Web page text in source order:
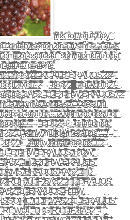
̵̶̇̍ţ̸̤̤͋͛ḯ̸̧̬̩͆h̷̺͌̽s͖̗̟̎̋ ̵͈͒r̴͇̩̈́̓̀ȯ̷̧̘̭̾͑f̶͖̪̲̓ ̶̸̛̏̽,̸̣̤̼͑e̴̹̒͌r̶̫̻̳̈͆u̴̼͊̃̚s̡͎̋͝ ̸̷͊̿̈u̴̧̬͎̎͗̉ȏ̴̭͐y̠̞̝̑͜͠ ̴̊ͅḏ̷̰͈͌̃͗l̵̞͈̱̿͛̚ǘ̷̟̌o̴̤̙̓͠c̵͇̗̈ ̷̴̡̯͙̹̲̓̀̏͗̿̀͋,̵̫̲̻̼͉̩͓͓͊ý̶͇͌̀̈́̄͝͝l̴̪̹͇̥̏̑̎̈́̍̉t̸͚͕̱̙̼̓s̸̱͈͓̓̌͊͐̔e̵̡̡͉̞̦̤̪̔͜ͅn̸̞̳̪̦͚͔͔̣̮̲̒̎̉̀͠ọ̷̢͍̱͙̗͉̦̼́̕h...̵͖̾͝.̸͙̆̄͊y̷̗͝ạ̷̢̩̽̅̈́s̢̨̨̩ ̷̸̍̍̃̈̈̽͝͠f̵̼͓̮͉̭̲͍̘͛̔͠͠i͙̰̱̺̩̪͖͊͜ ̴̴̀̔̓̈́̈̄͘͝͝ṃ̶̅̈̈́̄͒̽'̵͍͖̖̮̭͇̚ͅͅĩ̬̯͉̪̬͙̭̫̯̓̋̌ͅ ̷̶͛̋͐͗̓͛̆̕̕͘͠g̷͎̖̱̭͖͘ṉ̷̙͊i̶̭͇͂̿̌̉̋̄ḗ̴̱̜̗͙̫̃̅̉b̡͎̻͙̒͑͛̅̍ ̷̸͍́̈́͛̿͊ͅt̸͍̱̟͔̖̣͙͇͚̦̍̓s̵̨̰̠̓̃̇̍͝͠ȩ̷̒̏̓̈́̅̀͛̈́̏͑n̵̖̳̪̓̾̔͋͒̅̌̑͠o̷̺̟̊̐͑̀̐̐͆̀ḩ̯͚͔͎̦͑ ̷̷͉̱͉̰̣͕̲̀̊̈́͂͂̂̑̄d̷͈̱͉̦̗͐̅̓́͆͜ͅn̶͕̱̲͚̝̼̪̺͋͐̚ȧ̗̹̻̣̻̅͂͆́͝ ̵̴͔̮̣͗̓̐́͌̂f̴̢̡͙̭̞̗̳̘̄̒͌̑̒̕ï̡̬̱̗̮͔̠͉̯̦͙ ̸̸̛͑̂̄̈́͠͠s̵̨̩̠͒̃̑̈́̃̔i̴̠͊͆͛͊̇̀̅̏̚ȟ̸̯̘͙̮̤̹̗̼̉ṫ̛̠̰̺͘͠ ̴̴̯̱̿́́̂̑̿͆͗̎̚s̷̹̭̋͜i̗̬̥͔ͅ ̴̶̢͓̘̬̖̖̇̎͝͠a̬̦̘̩͌̃̽͐̀ ̴̴̧̪̦̝̗̍̉̊̅͗͘ȩ̶̦̹̤̃̄̿̊͆̊ͅf̶̻̓́̽͘a̷̢̛̲̙̪̔̾͐͋̊͗̚͝͝ş̨̠͕̺̩̮̩̹̬̺̭̎̆͊̇̇ ̴̴͆͐͗̎̇̊͑͌̃͊,̷͙̰̥̬̦̽̄e̶̛͕͇̫̅͛̅͒̉̆̑c̸̡̢̨̟̫͚̳̋̎̀͜a̴̛̼̞̼̭̼̹͛͑̋́́͊̔͠p̸̨̣̝̠͓͔̫̦͍̾͋̊̏͐̅̐͜͝͝s͍̜̩͕̙͙̳͕͎̐̇̑̓͊̋̀̚ ̵̶̰̫͛͗̏̽̈́̃̃̉̿͛͠d̵͚̠͎̣͖͚̗͈͓͆̓̽͛̍́̽͂̅ͅ'̸̝̀̀̀͛̈́͠į̯͙̱̱̪͖̜̤̯̗̥̇̄͂́ͅ ̶̸̭͈͈̈̂͝e̶̝̹͇̞͚̅̉͒͜k̴̪̝̣͔̠͖̜̯̰͖̅͋̚͘͝͠͠i̵̡̢͍͖̯̠̺̱̅̔̊̒͑͊l̡̥̠̣̘̲̹͔͙͙̽ ̵̷̃̒͂̒̆̃̈́̎̃̊o̸̢̮͇͗̔̉̊̎͊͗̈́t̳̯̭͖̜̰͕͚̟̍͛̌̇̚̚ ̴̵̃̓̂̋̒́̽̽̄͠e̵͖̐͂̄̐͐͋͒̾̿͝k̴̨͓̾̓́̋̈́á̷͈͍̲̥͍͖͕́̓̐͘͠ṫ̨̛̝͔̹̫̳̺͉͔͕̞̥̌̐̄̑̓͠ ̷̴̈̏̄̀̚e̸͕̙̬͊͒̈̔̇̓h̵̡̼̣͈͔̰̿̇̎͊t̡̠̮͔̣̞̩̻͉͖̂̈́̾̒̅͗ ̷̵̘̣̪͕̪̫̔̓͌e̵͇͉͎͖̰̓̅̽̿͒m̵̥̠̐̿͋̒̍͒ì̴͓̖͖͕̀̎̔͆̅̐̚͜ͅt̬̗̝͎͋̋̿͌̓̄͝͝ ̷̷̛̟̬̈̅͛͑̀̋̃̕͝ͅo̵̭͖̤̔̊̓̈̄̕͘ṯ̛̫̻̬̩ ̵̴̛̛͍̳̗̬͕̭̖̈́̉̎͘è̷̪̬ş̵̟͙̖̬̳̟͛̋͛̄͂̽͝ȏ̵̧͔̊̾̋̔̓͘̕͘l̵̗̊͛ͅč̴̲̖͂̎͂̽̀́͝s̷͈̾ȋ̴̠̯̘̣̓̅̿̓̑́̽̐͝ḑ̠̝̫̣̒̓͑͠ ̶͚̑̈́̿̃͌̕̚͝͝ s̸̸̫̾͑̋͊̕g̷̨̝̗̪͈̈́̀̈́̽̌̀́͘̕n̸͉̬̄̈́̄̿̋͂͐͑̆͝i̸̗͎̻̍̌̑̕h̴̡̺̜̰̤̺͍̓͆ţ̸̢̗͍͈̠͎̖̓ȩ̴͖̣̱̲̖̪̘͌̾m̷͚̭̳̲̹̣͕̤̐̋͐̿͝o͚̳̖̪̿̀̍̀̋̀̎́̓ ̷̴͖̠̩̣̺̅̀̌́̄̌̀̉͗̑̂ͅt̶̙͈͎̘̗̪̪̣̼̣̽̿͝ư̶̮̮̳̒́́͋͆̌̄̄͘ơ̸̝̹̥̞̗̹͖͛͒͊̽̈́̚͝b̴̨̝͎̭̺̝̈́̀ͅą̟̦̦̩̬̗̎̏̋̌͊̕ͅ ̸̵͎̦̺͗͊̊̋̄̑͂̐͂̅̄͘s̶̤̦͋ḯ̵͚͚̀h̵̛̗̮͈̙̻̲̫̜̼̩́̾̒̿͂͂̒́͝ţ̺̬͍͍̞̰͔̳̒̆͛́̉̋͜ ̵̵̍̊͋͝ẗ̴̲̲̭͕̭͔̫͒͜ç̸͇̺͙̀̓̈́̿ȅ̴̙̜̩͍͝ǰ̷͚̥͌͐͋̒̆́̎͗͝o̸͍͍̹̥͊́̂̍̎̿̈r̶̛͕̞͙͓̦̠͖̞͆̂̓͒́̕p̧̱̝̜̪̮̠̬̣̲͐̀̒͘ͅ ̷̶̓̈̂̓ḍ̷̡̬͚̙͎̺̞̹̠̄̔̔̈́͘̚n̵̨̨̫̦̣̭̑̓̈́͌̓̍̄́̊͑ā̡̦̻͍̹͍̦͎͔̓̕͜ ̵̶̛̟͕̫̳̞̝̪̽͑̈̓́͐̿̅̌͛̔t̴̹͐̈̀̀̎̾̓̑̕ú̶̢̫̭́͝o̴̡̬̲̳̟̫̖̣̐͑̉͋̑͠b̶̳̦́͠͝ą̡̞̙̗͔̖͈̠̟̱͙̄̉͆ ̸̴̛̣͙͍̟͎̈̂̂̈́̑͆͝y̷̬̥̬̺̦̱͇͋̕m̨̰̭̰͍̯͇͔̲̿̈͒̋͂̓ ̵̵̛̜̣͚̦͛̇̆̓̈́̊͘ę̵̧̘̦͉̣̟͓͕̫͊̒͋̃̉f̶̛͍̬͂̒̑̋͝i̴̱̤̣̮̔̽͌̔͠l̪̰̳͎̗̻͖̪̠̟̃̑̉͐̍̚ ̴̸̇͗̍̃̈́̇n̶̳͈͉̙̺̱͖̻̹̍̆̈́̆͂̾̈́̒̐ͅí̢̢̞̪̝̘̓̊̀̆͆͘̚ ̸̺̖̭͓̖̀̿̆̕͝ g̵̴͎̫̖̮̈́̊l̶̻͍̿̀͗̂̈͘̕a̵̠͚͎̮̪͖͚͗̾̏̕ͅṟ̶̡̛̪͆̋͐́è̷̛̗̓̀̕͝n̴͔̪͓̯̓̔͑̄̓̿ę̘̮̼̗̮̐͛͌͘ ∫̴̶̡͚̤̗͇̻̔͆͑̔̾́̉̑͂͆͜͝ͅ■̴̧̢̡̧̢̨͚̝̣̮͈̖̜̗̰̝̲͎̩̲͎̦̫̘͍͙̳̙̪̞̙̠̖̝̲̘̼̰̟͈̩͓͖͎͉͉̟͇͉͓̤͇͙͓̱̥̬̯͍̲̥͍͙̗͓͖̬͖͉̰̈́̄̋͊̐͆̔̈́͂̔̉̆͗͆̑͘͜͜͝͝ˆ̷̧̡̛̛͓̻̻̫͚̣̼̝̦̘͍̮̺̠̲͎̳̹̳̭̫̱͚͇̗̮͙̘̳̩͈̲̟͕̠̹̤̝̯̳̻̺̠̿̈́̽͐̊̇͂̎̍̌̇̎̒̈̀̿̒̒̏̿̄̈́̒̿̋́̈̿̽̀̈́͒̄̓̐͗̍̌͋̊̅́̓́̈́͛̇͗̾̆̋̀̓̈́̃̑̇͋̓̈́̐̑̈̍͒̊̇̄̿̓̐̿̄́̾͆̇͘͘͘͜͜͝͝͝ͅͅͅø̷̨̡̧̨̡̢̧̨̭̰̗̣̝̦̺̥̱͓̰̯̮̲̙̱̦͓͙͚̬̼̗̯̹̳͍͙̜̼͔̪͖̬̝̠͚̱̜̱̞͚͚͉͕͖̮͈͖͕̞̝͉̼̖̰̼̬̣̦̻͋̊̆̋̑́̾̽͊̀̈́̉̓͛̓͐́̐̓̈͊̏͒́̽͑̄̕̚̕͜͝͝͝ͅͅø̸̢̡̡̢̡̛̠̹͚͉͍̣͈̜̪̬͎̯̼͙̬͚̥͎͍͈̮̟͍͇̪̯͇͓͍̲͉̺͇̱̲͔̳̞̯̮͐̈́͊̿͌̄̆̅̀̽̐̇́͂̑̽̀̌̈́͗͌̽͆̅̀̐̍̋͐̄̈̒̂͒̅̒̐̐͑́͛͐͐̈̃̅̊̂͂́̾̽͊͛̅̾̓̓̽̇̽̽̊̌̆̂̏́̉̈́̎̉͐̎͑͒͗̀̕͘͜͜͝͝͝͝͝͠ͅͅˆ̶̢̨̢̢̧̛̛̛̛͓̞͓̹̩̺̖̖̼̝̺̺̜̘͈̠͎͖̞̲̻̬̳̤͈̞͇͉̹̥̯͙͙̞͎͓̘̤̲̗̫͖̤̮͉̮̣̺̗͓̳̰͎̹̥̭͍͎̼̯̼͖͚͈̪̗̗̓́͑̈́̔̆̐̉͊̍́̈̈́̃̿̐͂͐̋́̃̽̄̆̈́͛̒̈́̉̈́͌̄̿̓͊̉̂͆́̊͒̏̽̃̔̐̌̓̈̅́̋̓̄̌̓͑͂̊̆͒͆̋͋̈́̾̽͘̚͘͜͠͝͝͝ͅ¨̸̡̨̢̨̛͈̠͇͓̦̲̠͇̟̙̺̫̯͎͈̘͖̜̞̻̠͚̖̻̔̆̊̉̽̀̈́̍̎̈́̏͗̀͌̾̏̂̂̋͑̅͒́̎͑͂͆͗̓͐̂̅̽͊̅̇̉́͂̇̈̏̆́̕̚͝͝͝͠͝ͅ˙̶̧̛̛͚͙̫͉̥̬̱̠͚̱̏̈́̎̓͋̅̋̇̿͒̋͐́̀̌͒̃̏̓͆̔̐̄̿́͂̆͑̌̏̈́̌̑̽́͊͛̉͂́̑̍͒͂̋̿̍̅̌͛́̄̀̓̎͘͘̚͘͘͘̚͝͠͝͝͝͝͝͠͝∆̵̨̢̧̟͖̭͇͖͖͇̭͈̥͔̙̮̤̼̮̼̙͙̣̮̤̠͈̣̮͎͍̟̗͇̹̺͎̯͈̗̦̣͚̪͔̤͓̬̫̰̝̹̘̻̻͈̭͉̲̮͓̫̯́̋̅̎͂͆̎̌́̑̅̄̅́̀̽͂̃̑̿͊̃̕̚͜͝ͅͅ˚̷̢̡̨̡̛̛̪͔͍̞̙̲͈̖̟̝̺͉̩̜̗̱͖̥̮̤̺͓̯̝̥̝͓̲͖̼̠̹͈̱̀͂̆͊̍̈́͑͋̅̀͂̐͐̀̂̒͌̓̊͒̃̒̀͐̐̾̔̋̊̍͛͑͐̆̂̈́̈́̔̈́͒̂̈́̒̐͆̎͒̅̂̌̅̈́̀̈͗̐̈̽̍̃̒̇̂̈́̎̎̂̊̒̚͜͜͝͠͝͠˙̸̢̧̨̢̧̛͈̞̱̭͚̦̠̤̤͈̹̳͚̰͇̮͍̺͔̳͓͈͉̫͕͓͇͔̹̺̮̣͕̞͕͉̞̜̜̝̠͓͎̙̟͓̤̰̣̭̦̰̺̜̙͍̝̤̳̹̟̳͈̻̰͎̥̭̝̱̝̥̤̞̗̱̦̣͍̅͊̀̿̄̀̃̑́̇̉͊̈́̀͗̈́̌̄̍̉̔̐̿͒̔͌͜͝͠͝͝͝ͅͅͅ˚̵̨̡̨̧̢̢̢̡̛̛̛̛̛̯̻̙͔͎͈͇̤̪̤͕̠͙̻̹͔̣̝̻̦̗͖̪͖͕͉͓͓̙͕̰͚͍̠̘̭̱͖̫̬̯̪̯̘̻͎͍̭͚͉̞̟̥̼̖͙̭̤̦͇̦̺͖̣͈̟̰͔̰̫͓͎̤̓̐̿̿̒͂͂͐͂̾͛̎̈́̃̂̿̌̂̽͑͑͗̉̐́̓͛̑̂̍͆́́̀̏͌̏̋̾̐̄̈̅̔̈̀̆͛̿̓̏̒̄̃̉̅͌̄̒̀̾̅͑̇̓͌̈́̈̚͘̚̕͘͘͜͝͝͝͠͝ͅͅͅͅͅ©̷̨̢̡̪̘̠̙̞̣̪͙̱͈͇̙̤͉͍̭̼͉̱̺̩̹͉̥̜͈͔̹̪͛̀͗͂̇̑͑̈́̆̎͂̌͒̀͆̔͋͐͌̚͜͝͠ͅͅ˙̸̨̢̠̼͔̘̦͈̜̣̗̻̩̫̱̪̓̊͂̈́̔͋̐́͂̉͗̓́̇͛͋́̀͗̍́̓̑̓̐͐͗̋͌̓̔͛̒̑̈́̾̓̒́̆̊́̋̽͛͊̈́͑̓͑͘͝͝͝͝͠͝͝∆̸̡̧̢̨̢̢̧͔̠̰͎̠̤̱͖̮̱͓͓̣͖̦͓̩̯̱̮̩͇̦̟̪̗̘͚͎̰̪͚̮̰͕͕̲̼̥̃͂́̂͂̓͆͌̍͛̂̃̃̐̅̅̌̽͋̐̉̓̒̍̄̂̇̔́͌͊̋̀̑̓͊͆̈̅̄̈́͋̑̂́̀͌̀̀̈̀̕̚̚͜͝͝͝͠ƒ̴̨̨̛̛̜̩̣̘̭͔͉̙̭̤̮̩̪̻̙̗̪̤͕̘̹̜̹̯̙̱͔͉̭̥̘̎͒̿̓̔͊̌̿́͗͊̃̌̈́̈́̐̿̈́̈́̓̊̋͆̑͛̀͋̉͛̈́̊̇̆̉̀̽͑͗͋̾̌̈̄͛́͆̕͘̕̕͜͜͝͠͝͝͠ͅͅƒ̵̢͎͇͇͎̬̦͉̤͖͚͙̯͉͒͒͌͊̆̈̈́̓͆̎̄͘͝͝͝͝͠®̴̢̗̣͇͎̼̰̜̝͈̳̜̼̼̘͂̒͐̿̔͌́̀͌͗̌́̽͌̂͌̋̐̊̆̅́́͐̆̑͊̈͂̓͂̈͑̿͌͊̉̄̕̕͝͝͝§̴̧̧̡̰̟̮͎̗͖̩͈̻͔͖̙̳̲̩̟̯̜̗́̓͛͐͊͂̆̐̎̀͗̈́̄̋̆̃̈͆̈́̾̄̓̑̚͠͠͠͝¶̷̨̨̛̛̥̜̜̣͈̖̠̰̏̅̿̀̊̐̅̉̄̓͐͐̄̔̀͗̊̈̉̂͊̈́̅̈́̏͂͂̀̒̽̔̀̏͂̇̏̅̀̂̒̏̾̃̋̃̆͆̉͒͋̀͊̐͌̋̎̓́͆̂͆͌̇̎̑́̀̅̓̔͒̈́̿͘͘̚͘̚͜͝͝͠†̶̡̨̡̼̱͎̠̝̮̩͕̘̟̪̣͉͇̖̥̝͕̳̟̰͍͉̳̖̦͕̟̲̭̠̥̹͔̹̙̻͉͔̦̯͇̣͈̫͍͎̝̠̪̗̤̲͓̯̩̳̗̦̣̣͍̬̤̲̓̌͒͗̄͊̅̌͆̍͌̍̀̓̈́͗̈́̒̆̆̅̔̔͂̄̌̈́̈̌̀́́́̾̓͆͂̾̌̂̎̈́̾̇͆͗́͗͛̍̀͂̿̍͒͗̂́̔̕̚̚̚͜͝ͅͅ¨̷̛̞̪̝̗̝̭̃̓̀̈́́̿̽̽͐̇̐̌̈́͒͋͋̈́̈́̐̔̎͂̀̈́͆̎́̀̐̎̋̆̔͋̋̐̈́̏̈́̕̚̕̚͘͝͝͝¥̴̢̡̨̨̢̛̜͓̪̞̱͕̰͈̱͉̲̠͈͉̪̞͇̲͔͉̘̭̻̥̦͍̦̜̘̦͙̠̼͕̳̺̰̳̰͚͚͍͕̦̥̰͓̱̭̭̼̣̭̪̼͓͙͈̘͓̱͔̯̱̖͙̻̼͔͕̝̞̰͉̂̾͗̽̄̍̒͐̀͋̒͊̾̾̈̍͑̅̍̅̅̽͌͐͗̔̌͒̌̃̓̌̓̓͆̆̆̒̒͑͂̿͑̅̍͗͗̃̏̃͑͒̏̔͌̓̑̓̊͘͘̚͜͜͠͠͝͝͝͠ͅ©̵̧̧̧̡̢̢̢̣̙̠̹̖̰̹͎̤̥̠͇̞̮̥̱̪͔͚̯͖͙̰̩̘̙͍̜͉͓͔̲̠̯̳̰̱̬̖͍͙̤̳͈̖̙̲̪͉̬̳͖̭̙̬̼̹̭͕̱̠͚̦̰̿̽̊̏̐̇̽͊̿̑̑̊͌̄̐̔̈́͘̚̚͜͝ͅ¨̴̛̛̠̮̳̰̩̜͔̣͔̥̰̥̩̮̜̘̠̣̣̯͎͖̖̻̤̗̞̥̠̭͙̮͉̱̮͉͖̦̳̱̻̻̬͓̼̖̈͂̎̇̂́͌͊̅̎́̽̑̃̏̕͜͜͠͠¥̴̢̨̧̧̧̛̛̤͓̮͉̘̳̟͉̘̬͙̯͙̩̝̠̳̦̙̥̦̲̬̼̖̯̟̫̟̖̣͕̙̹̥̤̠̰̔͒̓̅̆̊̐̆͐̀̃̓͋̐̾͊̈́̃́̑̓̊̎̀̓͐̉̒́̔̇̾̾̔̀͗͐̆̆̃̊͊̃̈́̌̀̏͋̄̽̂͂̂̏̂̋̄̓̓̎́̐͗́̽͐̐̈́͗̌̑͑̄̕̚̚̕̚̕͘̚͝͠͝͝͝͝ͅ©̸̹͍͍͇̟̽̀̓̊́̈́̓̆̽̋̎͗̒̊̀̍̓̚©̷̡̡̢̨̡̡̢̧̛̛̛̤͎̳͖̝͍̭̠͖̭̤̯̻̻̭̭̫͎͍̫̞̯̣̻̱̙̞̩̻̻̖̗̯͉̯̻̻̩̯̺͇͕͓̫̞̞̯͓̘̥̼̤̿̈́̓͂̉̒́̔̓͊̆́̓͌́̔̀̾͂̆͌̌͌̂͑̃́̌́̌̏̑̈̊̓͂͒̃͋̆͊̔̊̓̓̊̌̄͗̃̂͒̐͂͌́̊͂͌̒́̈́́̓̃̓͊͆̈̍̚̚̕̕͘̕͠͠∆̶̨̧̛̪͓͍̖́̊̿̑͌͆̉̅͒͌̀͐͒̀̒̂̊̊̾̃̓̀̐͆̒̏͐̀̇͑̈́̀̽̒͐̈́̌̉́̐̂̍̎̎̉̑̚͝͝͝͝˚̸̧̨̢̨͉̺͉̝͎̜̦͎̦̺͔̱̰͉͓̦̬͚͓͙͙̳̘̬͙͎̖̱̪̼͚͙͎̳̜̠̰̘͇͓͚̰̫̼̠̖̩̩̭̹͔͕̘͍̓͊̉̔̃̆̓̿̓̆̀̔̍̉̇̽̋̎̆͂̔͜͜͜͝∫̠͇͕͓̣͙̟̜̉̐̓̍̂́̾́̎͋̾̏͑̾̏̅̽̅͂̏̒͊̅̐̎̇̈́̊̈́͋͛͐͠͝͠ͅ ̶͎̙̝̯̅͒̓̽͒͗̄͆̊̚̕͝ ̶̷̬̙͖̹̩̣̣̏͋̀̌͒K̸̨͓͎͖͇̳̰̟͑̐̿̔̓̔̓̈́̒̕͝͝͝͠͝C̵̡̨͍̰̺̼͎͓̟̼̩͒̒̅͝Á̶̟͙͔̑̑̀̿̊̌͠L̵̰͓͍̞͎̫̟̥̥͖̫̻̲̥̽̿͑̍͌̏̐́̚͠͝B̛̯̮̲̮̬̫̠̒͐͑́̓̈́́̀̕͠ͅ ̵̵͎͒̂̊Ê̴̛̝̰̼͍̰͍̦͉͌̆̒̿̈́͆́̈R̶̛̗̼͈A̸̫͖͙̙̫͕̜͖̾̀͆̐́̕̕Ǜ̸͓̳̪͓̫̠̋͂͘͜ͅQ̵̧̪̖̤̮͓͙͔̗͙̗̦͉̩̍͜S̨̢̛̯͓̱̳̻̯̽̅̀̋̑͋́͑ͅ ̷̤͈̌̀̈́͑͐̍̉͊̎͛ ̸̡͎̞̗̹͇̭̓̑͛́̃͆̀ ̷̨̢̭̪̘̩̰͕̼̘̺͇̘͙̝̀̾̈́̑̇̄͛́̅̾͊̽̒͆͝ ̷̧͍͉͂̀̍͐̍̓̕ ̸̶̛͋̀̒͆̏̓̊̍̿͘͝=̜̼͔̩̺͐͌̑ ̵̵̃̍̿́̽͂̂̾́̚͝͝g̶̡̟̮͍̖̗̹͍̼̥͙̤͍̥̾̈́̀͑͆̈́̈̑̏͋̀ͅn̶̨̡͇̘͔͉̥͎͚̼͕̓̑̅̀͛̅̔̊͗̄̾̕ͅi̵̹̗͕̺̞̍d̷̰̦̼̩̤͙͔̿ò̶̱̌̍̈͊̐̈́̋̆͐̀̓̚m̨̝̙͍̖̺̩͇̗̬͖̹͛̊ ̶̴̭̜̎̋͑̊̓̃͛̉͝͝k̵̨̬̖̯̩̭̘͛̕r̸̢͈̦̭̼̮͖̟͒̿̉̀̿̆̾͐̊̈́̓̇ä̵̼̥́̒̔̅͝m̢̥̣̺͍̻̝̈́̀́̌̉̓̀̎̔̀͘͜͠ ̵̵̱̬̀̔͌̅n̸̡̫͉̩̹̤̟̫̝͗̀̆̽͆̑̽̊͛i̵̢̛̫̰̲̙̥̯͎̤̺͕̻̟̎͊̓͐̒̄̍̍͊̅̑͘͘͠ͅͅ(̥̺̦͔͓̬̮̼̣̇͑ ̸̵̢̡̧̺̞̭͎̠̙̯̈́̆̎̊̃̉̒̐̿̈́̆̂̕͜͠ͅc̷̡̟̹͗̀͐͊ĭ̸̳́̃̈̀͐̅̉͌̇̈́͘̚͝͝h̸̢̝̰͉̼̫̗͚̟̯̻͚̟̪͋͌p̷̣͚̼̹̳̳̠̭̟̈́͑͛͂̓̀̂̉̈́͑̓̕̚͠ͅa̵͈̟͋̀͐͐͗̔̃͌̚͠͝͝r̷̢̩̝͎̟̣̭͍͔̣̟̪͓̪̈́̊̓̐͑͜͝g̵͈̤̈͒̈́̓͒̆̐͑̋̆̚͜o̵̧͍̩̲̺̣̣͗͆̏̿̿͆͛̂̀e̸̢̧̠͍̍̌͑̍̾̚d̶̖̦̣͓͓̗̘̺̻̮͖̗̘͂̿̀͠ị̡̧̛̗͉̰̫̙̒̈̂̾̌̊̚ ̵̷̛̝͍̾́̓̈́̈̅͂̓̅͛͗̓̕̕͝)̵͖̦̞̗̃̽̒̓̏̿̽̉̑͑̀͆͐ț̵̢̓̀̂̆́͐̍̿x̵̝̓͑̈́͊̚͜͠ę̵̻͔͈̙͉̺͙̠̤̝̗̪̾́̈̅̓͆̐̒̑̅̑͗̔̚t̢̨̼̦̞͚̬͍̖͔̮̳̞̞̼̞̍̉͋̈́̀̀́̔̇̀̍͘̚͜ͅ ̸̢͍͚̮̺̬̥̖̬̦͒̓͌̔͒̂̓̄̚̕͜ͅ ̴͎͛͌͊͘ ̶̪̍̿̈́ ̷̨̰̯̰̖̈́͋̕ ̶̴͑̀̈̅̈́̉̋̓͂̅́͂͘̚→͍̩̗̈͗͜ͅ ̴̵̹̈́͗̐́͊͌̃̏͆͊̏͝8̴̱̞̪͇͎̹̲͇̠̓̊̓̉́̄̄͐̈͜8̴͉̎5̸̛̤͖̙̮̦̟̰͓̖͙̖̓͊͑͊̓̈́̅́̓̀͝͠ͅ2̻̥̰̱̖̱͓̥͖̬̮͇͍̠̙̠̽͒̌̈͊̑̏̿͐̒͠ͅ ̴̷̨͓͍͍̮̒͒̽̋̇̄͋͑͝█̢̻̜̳̰̮̟͎̥̭͍̠͑̋̾̊͝ ̵̵̨̘̳̪̹̤̅̈̏̃̈̆̓͝ḷ̷̦̜̼̈̑̔͐ļ̵̨̠͑̃̈́̏̃̍͆̃̕u̴̮̩̰̞̻̭̺̪̦͙͓̣͆̀͝f̨̡̨̘̠͈̻̣͔̈́̄̈́̈́̍̍͐͆̐̎̚͘͜͜ͅ ̴̷̮̳̞̣̘̥̝̟̟̰͆̈́̋ḵ̸̨̨̨͈̗͚̝̞̱͚̙̲̻̗́̽̊͋͊̓͌̌̓̐ç̸͍͚̥̞̟̗͈̣̥͖̙̖̆̋͆̀̏̀̈́͊͑̽̈́͠o̵͇̪͔̼̲͔̞͊͆̉̊̏̌͘̕̚ļ̶̗̘̣̔̈́̌b̧̢̨̡̞̩̗̹̠̹̱͉͍̺̱͐̀̀͗ ̷̩̯͎̳̤̯̻̫͔̟̪̰̞͖͙̏̀̋́̈́̌́͑̂̌̈́̌͝͝͝ ̶̨̹̾͆̉̈̅͒̉̅̀̓ͅͅ ̸̺͚̰̣̪̩̮̝̗̣̓͑͆ ̴̧͍͖͎̮͕̯̫̻̻̩̱͈͚̈́̈́͜ ̴̸̨̢̟̮͉͇̠͓̥̬͎̔̑́ͅ→͖̜̻̮͕͙͇̣̈́͂͊͂͊̅͂͂̏̔̅̒͝ ̵̸͖̻̟̻͚̞̝̗̒̀̃͂͌̓́B̶̬̼̃͒̑̀̂́̍̕1̴̡̨̢͚̲̲͇̣̣̲̭̿͒̃͋͌͝B̶̨̤̙̙̮͍̘̜̓̄͌̆̋̋̇̐̉͝͝2̨̨͖̥̜̬̰̮̲̠͓̝͛̍͒͆̓̀̈̾͘̕͝ ̷̴̢̠͊̈́̀͆͛̍̌͂̒̚̚͝⬛͔̗̱̹͓̼̦͔͉̭̹̠ ̷̴̋̏̂̔͐̊̌̓̔͌͌̿̓̀̋̇̿k̷̼̺̣̟̭̝̖͊̐̾̾͆̋̽̐̀̑̕c̸̖̗̖̣̠̐̉̌̑̄̀́̕͘̚͜͠ą̴̡̰̭͔͎̥̜̥̬͉̠͖͕̅̌̒̕ĺ̷͈̑̓̃̿̒̽̔͝b̧̢̫͎̘̝̰̬̭̠͇̯̭̪̟͊́ͅ ̷̵̨̭͇͖̼̘͔͖̤̹̩̎̌͂̿̓̈́͑͛͒͐̀͗͝͝͝ḛ̶̋̽́̄̌g̴̨͙̝̗̊r̶͉̽͐̄̈́̑̏̓́̈́̈́͛̐̏͘ã̸̧͔̻̗̲̒̏͒̃̅̐̈́͘͘͜͝l̦͉͙̥̥͎͎ ̵̸̢̼̭̜̹̹̮̖͈͎̼͎͐́̊̋͊̇́͋̅̃̀̕̕͠͝e̴̼̪͓̗̻͔̜͉̭̟̠͝ͅŗ̷̨̧̼͎̰̱̹͖̖̘̘̥̩̥̾̈́͛̆å̴̟͔̰̖̳̰̪̟͎̝̻̦̖̾̌̑̏̑̋̀̏̇̆͘̚͜͜͝͠u̵̱̟̤̫̼̲͎̼͍̖͕̙̍́̄͂̈́̒͊͠͝q̵͚͎͖̹̃͌ş̢̭͉̲̹̦̞̼̮͉̻̹̤̘͠ ̷̴͖̼̱̬̟̙͋̈́̉̾̀͊̂͋͋̕ͅ1̸̧̧̛͚̺̙̩͍̰͎̟̺ͅÃ̸͖̥̫̙̮͓̤̹̫̗͕͍̾͋͑̔5̷͍̈́̿͛̇̇̿̕2̭̗̣̗̟̝̝͕͜͜ ̵̙͍̝̦̮̣͍͖̰̔́̚ ̵̵́̈̿̎͘͠□̢̲͈̘̥̣̮͚͎̱̓̾͛̀͗͜ͅ ̷̨̜͖͓͔͓̮̤͙͕̻̼̳̮̣͌̈́̚ ̵̸͚̮͕̹̽́̇̇̀̄͐͊́̀̔̌̚Ę̷͚̩̰̱͕̘͔͊̉T̵̢͐̈͊͜͠͠I̸̡̨̲͔͇̤̻̯͖̮͇͗̍̐̈̋̀̊͋͌͊̊H̵̛̙͕͕̥̺̍̈́̓̎͌̇̋̃͗̏͒̀͝͝W̡̡̡̢̺̲̤̖̙͈̲̺̳̃̑̒̾̈́ͅ ̷̴̤̳̠́͑̀̇̌̔͑Ē̵̛̤̺͒͐́̇̓̐͒̌̏͘̕͠ͅR̸̢̞͖͍̬̻̥͔͛͒̒̃̄͑͒̾̈́̃͂̏̀̚A̶̡̝̙̭͔̻̮̫͙̔͑͌̑́̒͒̽̀͑͌͛͘͝U̷̢̲̻̩̝̘̞͔͊Q̷̡̡͎̰͕͚̮̖̲̥̬̝̰͉͐̂͊͂̌̿S̳̼̮̼̪͉̯̗͍͔̼̩̰̲̾̂͂͗̕͠͠ ̸̛̥̉́̇ ̴̧̧̏̈́͆̅̀́̅̂̌͌͋̈́ ̷̛̘̥̆̎̀̈́̐̒͘̚͝ ̴̨̨̛͎̬͔̐͒͗͂̓̑̿͘͘̕͠ ̵̵̡̣̥̘̜̤̄̂͆͛̿̚=̥̯̹͍͓͈̉̓ ̶̴̙̞̠̠͉̬̯̙̽̿͌͌̅̈̒̈́̕ė̶̢̨̥̠͍̺͈͓̯̯̰̱̯̄̄͐̓̀̀̈́̔͂͌̒̕͝͝r̷͇͕̖͍͎̯̩̗̟͎̺̙͊̅̉́̔̀̀̓͜ͅu̸͍̟̖̲͉̞̗͉̪͍̰̣͇͙̿̄̀͆͘͜͝͠t̶̯͕̀͌͑̈́̽͌͘a̸̟̰̥̟̹͋́͗͋͊͝r̶̛͔̻̣̩̯̱̻͇͇̪͇̒̍̑̌̔̄͋̽̈̌͗̀̚d̶̨̘̻͙̺̰̝͍̼͈̗̱̆̋͋̓̅ą̶̛̥̫̭̥̟̘͚̟̘̀̾͊̄́̈́͋͐̃͆̈͝͠ú̴̡̱̘̞̜̼̼͎͖̻͓͕̤͈͌̔͊̈́̎̈́̊̈́̈́̈́̕q̡̡̡̧̧̰̬̣̗̯̖͕̮̞̋́͊͗̍͗̃̉͌ ̴̡̨̥͖͕̙͉̝͇͕͚̄̽̔̋̍ ̶̯̱̯̌́͗̓͛́̇̐̉͆̓͑͠ ̸̢̗̞́͑̅̓̃̚͜͝ ̸͍̖̲͍̹̘̩̱̟͎͚̈́͂͐ͅ ̴̸̫̪̦̱͍̰͖͇͋͛̏͐͗̒̋̐͜=̤͍̥̟̘͊̂̇̎̈́̇̆̀̆͠ ̵̶̄̀͊͛̚̕l̷̮̭̗̳̟͚͑̒̑̈́̅̒̿́̂͊͘̚͝ả̸̮̯̹̝̞̖̦͎̦̯̰̙̃̾̒̌̓̓̀̀̚c̴̺̬̒̌̈́́̂į̴̢̺̱̬̥̀̈́̇̒͐̈́̃̃m̶̨̪̞͖̘̻̳̹̤̟͉̘̹͙̅͋̀͌̂͑͘ͅe̸͓̪̍͛̓͒̓̒́̓̋̔̈̿̇̚h̸̨̞̞̳͚͉͇̱̹͙͕̱̺͓̦͂͑͋́̓c̴̱͇̙̙̺̄͐̆̉͘̚͝l̴̫̥̟̼̟̔̈́̏̒̊̑̾̃͂̉̕a͖̣̻͕̯̤̯̖͌̃͗̌͑͝͠͠ ̵̸̧͕̬̗̯̗̯͇̐̓́̎̄̍̈̃̽̈̑̊͗͒̕͠ͅl̸̺̙͉̼̰̠͔͛̒͐͒ǫ̶͖̣̰̩̟̥̰͍̭̼̤̳̤̳̀̎̃̀̇̂̉̀̓̈́̄̓̂b̵̨̡̻̯̰̼͚̥̲̳͇̋͜ḿ̸͓̥͈̘͉̥̝͔͔͑̄͌̐͛́͜y̵̭͈̬͉̮͕͙̻̳̹̾̉͝s̡͇̯̙̭̝̟̪̳͈͈̓͋̅̓̿͜ͅ ̸̴̧̦͆͒̄͒͆̽̄̐͛̐̕̕r̶̡͎̭͔̠͋ͅơ̸̰̲̗͒̇̇́̐͆f̧̨͕͈͇̹̬͍̱̲͇̳̹̒ ̸̴̩̦͕͖̩̟̘̲͎͌̆̐͋̾̀̔̕͝ͅt̷̢̢͇̗̭͖̗͛̊͆̒̑̀͜͠l̵̨̧̪͇̮̰̤̭̪̭̙̲̫͗͆͜å̷̧̪͈̦̹̫̫̹̼͕͖͙̰̤̲s̹̞̩̝͕͙̱͒͗̂̓̓̈́ ̵͎̜̹̟͇̰̫̰̯̘̣̎̐͐̐̆͐̾̿͠ ̸̢̤̥̰̬̜͖͉͚͈̈́́͐͊́͝ ̸̡̧̨̺̯̼̝̪̺͇̙͕̫̈́͌̈̚ͅͅ ̶͉͎̫̘̙̎͗͐̑́̌̀͘̚͝͝ ̴̶̛̻͛͗̋̍̔•̨͈̪̗͓̤̖͚̰̮͇̟̠̥̹͇͖̓́̉͆ ̶̷̂̈̍̓̋̓̍̋͐͘d̴͇̗̼̗͓̗̱̈́͂̀͂̿͒̿̈̈́̈́̏͒́̕e̴̛̻̻͊̀̈́̅̑̌͂͒̒͠͠͝s̷̡̢̘̝̤̮̙̏͐ü̡̘̣̜̘̟̘̤͖̦̖̘͇͇̞̦͉͒̃͌̾ ̸̴̯̠̘͖̺̠̯̹͙̩̿͌̅̒̏͗̈̕͘͠n̴̩͍̼̳̪̜͉͕̘̜̱̱̫͎̉̀͛͂̀̍͘i̞̘̠ ̷̷̛̋l̵̯͇̘̼̞̝͖͍͒͋͘͝ă̸̛̛͎̥̥̮̝͖͇͓̤͒̆͌͜͜c̵͍̠̪̹̘̺̞̒̿̽͂̎̄͋̉̉́̀̕į̴͓̰̜̳͖̖̥̼͍͙̘͒́̎̕̕͝g̸̠͍̹̥̙̮̏̋͐̚̚ǫ̸̡̨̛̝̤͕̣͇̘̭͉̮̼̪͒́̊͐l̶̢̨̨̙͉̥̙̖̙̼̖̓̿̚ȏ̴͉͛͊̊̔̇̊r̶͔̘̝̙̼̲̮̗̠̼͈͎͇̖͖̆͐̑̎̑̊̈́́̊̀̕͝t̷̡̧̪̬̳̼̠̭͇̺̞͋̓̊̔́ͅs̷͎͚͒͑̏̋͐͠a̼͈̦̫̤͔̘̯͇̭̟̻̞̋̀̇͐̚̕ ̷̶̅̿́̿̈́́̓̇̆̍͋͋̈́͘͜s̶̲̘̜̮̥͈̼͉̈̔̅̇̆ͅẗ̷̰͍̲͈̱̆̆̌͊̇̌̈́ͅx̴̛̳͓͓̘̃͒̆̋̿̃̚͘͝ḛ̴̢̛̫͖̮̫̗͒̿͒̃̾̎̀̾͐̆̾t̵͎̲̮̲͗̃n̶̯̒̋ŏ̵̧̢̰͙̙̙̯͇̘̱̞̗̏̿̔̈̂̈́̍͗̋̄̍͜͠ç̢̣̟̬̠͖̲̗̹̰͉͚͖̠͐͒̽͆͜͠ ̴̶̛̲̫̺̝̱̘̯̼́̌r̴̨̨̫̦͇͍̯̔̈̑̆̈́̈́̾̄̾̈̎͂o̸̳̔̅̉̈́̈́͌͂̅̊̒̕͝f̢̧̩̞̱̞̰̪̠͕̮̰̥̲̠̈́̏̓̈́̾̈̄̈̚͜ͅ ̵̶̪̪̞̖̗̗̥̤͉̠͐̾̿̔͊̂̐̄͂̚͘͘t̵͎̆͗͌̓ͅç̴̨̥̝͙̩̘̥̘̼̫̘͑̑̈́͌̏̏͗̎̌̏̾͘͜͜͝͝͝e̴̡̛̗̲̥̬͇̘̦͎͈̅p̶͎̀̇̊s̷̢̜̹̦̤͙̩̹̩̠̩̈́͋͋͜a̧̧̫̺͚̥̣̫̖̠̠̪̙̞͛̆́͛̉͘ͅ ̵̴̤̬̭̾̓͌͆͆e̴̱̘̟̲̯̜̖͉̲̟̹̺̽͜͜ͅr̷̡̡̧̰͉͙͉̪̼̽͆͒̋͂̾̆̆ͅa̵̭̫̗͆͑̏̈͘ư̵̛̞͇͈͙͚͔̰͖͇̲̓͐̒̿̈͒̽͘͜ͅq̶̛̺̗̩͎̫͍̣̙̦̫͎̫̯̗͂͒̀̇̓̐͐̽̄͋͘̕͝͠s͎͉̬̝̠͎̞̟͍̫̟̬͕̳̘̬ ̴̨̖̜̠̦̣̗̗̬̮̟̈̍̎̌̒́̈́̈́͗̀͐ ̴̨͉͓̥̀̽̕ ̵̧̧̦̮̜̙̄̑̐̑́̀͊̏̚ ̸͔̖̦͕̭̮̻̬̩̞͇̉̔̽ ̵̷̡̨̛̥͔̼̗̪̬̍̔̏̈́̆͑̒̂̂̈̐̋͝ͅ•̟̻̰͖̭̯̞̟̣̪̻̰̟͙̼̣͇̀ ̸̶͉̩̝̩̙͍̤̗͖͖̺̀̃̀̒̎̊̃̑̈́͘͘ÿ̷̧̥̻̞͍̰̘͉́̋̉̅̈͋̓̍̈́̓̏̓͠ą̸̢͚̜̻̥͕̖͉̟̪̦͓̓̏́́̽̂̽͂͊̅͘͘͜͝͠͝ͅm̧̢̦͉̜̳̗͇̗͇̘͙̩̼̤̩̋̈̈́͑͛̿̀̃̅̾ ̵̷̛̺̖̭͔͍̗̳̹̱͉͚́̈́̃̑́͗̒́͊͛͛͂̃̑̚̕ͅẹ̵̡̧̧̦̗̦̬̫̜̪̗̟͓̯̍̔̈́̎̏̉̇̕͝͠b̨̝̠̤̭̝̻̮̳̆͋̇́͐͌̈́̈́̚̚͘ͅ ̴̸̆̇̓ḑ̸̨̡̢͇̝͖̣̼̩̬̺̿̎̄͛̉̆̈̉̈́͜͜͠͝è̷̲̟̯̫̬̂̂̐̑̊̐͝ṣ̸̢̙͖͖̞̬̩̘̏̀ͅü̘͖̠͚̤̂̍̔̆̾͗̓̿͝͠ ̸̴̗̫͍̓̈́̏̒̂́̀̇͌͆̄̆͆̆̄̉͝ō̶̡̧̮͎̝̤̞̤͉͎̳̺̼̝̥̇̽͗̃̊̀͌̆͑͠t͔͈̖͇͌̊͐̿̊͋̆̀͜ͅ ̷̸̔̓̎̊̃̀̑̍́͘͝t̷̢͔̼̟̜̟̜̜̳̠̞͇̀̐͗̽͂͜n̵̢̨͈̥̝̟̬͇̻̤̈́̿̄̄̈́̅̐̽̿͘͘͠ḛ̸̞̘͇̼͔͈̦̘̣̈́͆̕s̴̟̠͑̽̉̚ě̶̡̯̱̙͈͈̇͝r̸̬͎̥̞͉̩̟̭̺̮̯̞͆̏̄̿͋̔p̵̘͙̮͘ḛ̶̫͈͇̭̠̺͙́̍̀̈́̑͋r̘̘̹͓̮̠̮̲͆̉̓͗̽̒̂̑̒̄͗͜ͅͅ ̷̵̛͔͍̹̳̠̟́̋͗̍͐͑́̂̐̕͘̕͝ą̛̼̠͎̬̰̠͔̳̩̯̫̇̽̓́̓̍̿̈́̇̎ ̴̵̖̣̑̉̀̈͛̔g̴̢̢̳͎̫̲̲͈̾͆͠ň̶̨̛̫̼̙͉͈̹̺̼̠̥͙̥̇̈́͊̀ͅḯ̸̖̏͠s̷̞̍̉̓̎̒̅̓́̏̕͠ş̶̻̓̄̒͐͊i̵̤͂͂̓͊̚m̨̼̰̯̬͉̯̗̦̠͔̝̬̓̑̓̒͛̂̄̓̕͜͝͝͠ͅ ̶̶̧̝̺̩̎͋̈́̏̋̀͝h̙͈̣